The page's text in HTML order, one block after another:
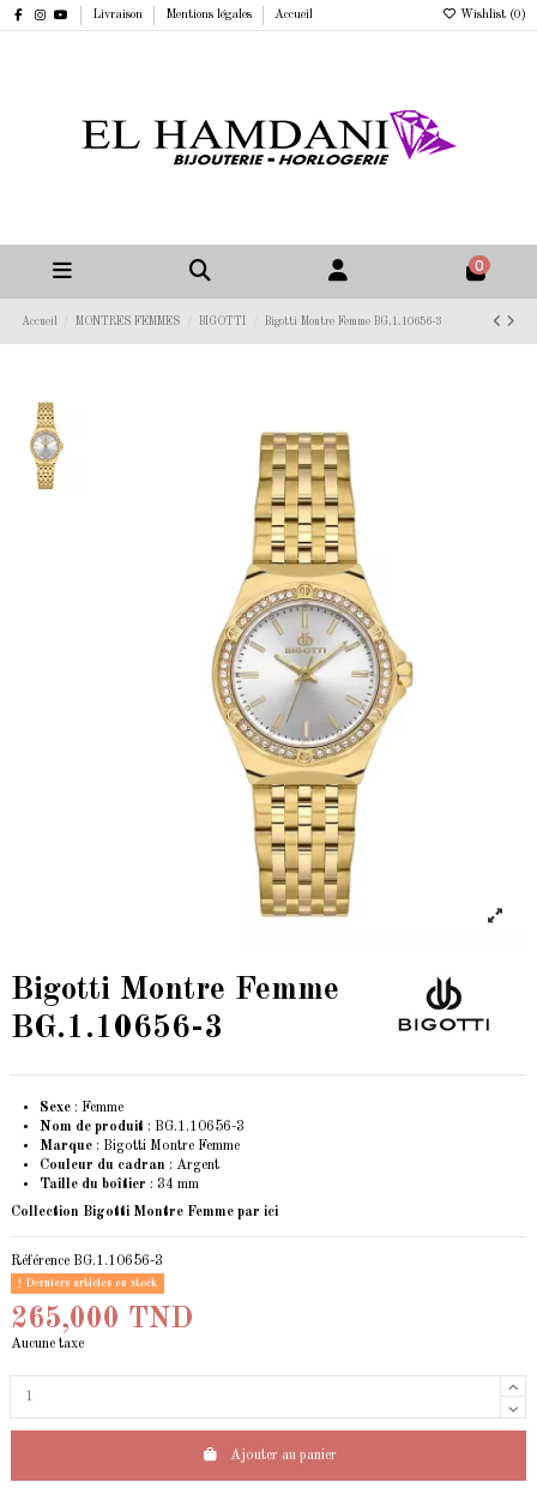
Livraison Mentions légales Accueil Wishlist (0 )
0
Accueil MONTRES FEMMES BIGOTTI Bigotti Montre Femme BG.1.10656-3
Bigotti Montre Femme
BG.1.10656-3
Sexe : Femme
Nom de produit : BG.1.10656-3
Marque : Bigotti Montre Femme
Couleur du cadran : Argent
Taille du boîtier : 34 mm
Collection Bigotti Montre Femme par ici
Référence BG.1.10656-3
Derniers articles en stock
265,000 TND
Aucune taxe
Ajouter au panier